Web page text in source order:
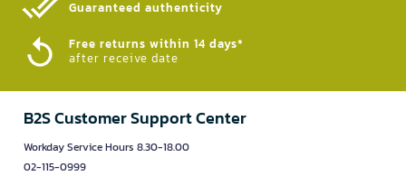
Guaranteed authenticity​
Free returns within 14 days*
after receive date
B2S Customer Support Center
Workday Service Hours 8.30-18.00
02-115-0999